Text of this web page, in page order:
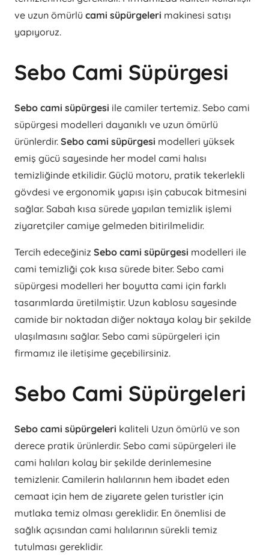
ve uzun ömürlü cami süpürgeleri makinesi satışı
yapıyoruz.
Sebo Cami Süpürgesi
Sebo cami süpürgesi ile camiler tertemiz. Sebo cami
süpürgesi modelleri dayanıklı ve uzun ömürlü
ürünlerdir. Sebo cami süpürgesi modelleri yüksek
emiş gücü sayesinde her model cami halısı
temizliğinde etkilidir. Güçlü motoru, pratik tekerlekli
gövdesi ve ergonomik yapısı işin çabucak bitmesini
sağlar. Sabah kısa sürede yapılan temizlik işlemi
ziyaretçiler camiye gelmeden bitirilmelidir.
Tercih edeceğiniz Sebo cami süpürgesi modelleri ile
cami temizliği çok kısa sürede biter. Sebo cami
süpürgesi modelleri her boyutta cami için farklı
tasarımlarda üretilmiştir. Uzun kablosu sayesinde
camide bir noktadan diğer noktaya kolay bir şekilde
ulaşılmasını sağlar. Sebo cami süpürgeleri için
firmamız ile iletişime geçebilirsiniz.
Sebo Cami Süpürgeleri
Sebo cami süpürgeleri kaliteli Uzun ömürlü ve son
derece pratik ürünlerdir. Sebo cami süpürgeleri ile
cami halıları kolay bir şekilde derinlemesine
temizlenir. Camilerin halılarının hem ibadet eden
cemaat için hem de ziyarete gelen turistler için
mutlaka temiz olması gereklidir. En önemlisi de
sağlık açısından cami halılarının sürekli temiz
tutulması gereklidir.